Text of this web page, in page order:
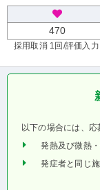
470
採用取消 1回 /評価入
以下の場合には、
発熱及び微熱
発症者と同じ